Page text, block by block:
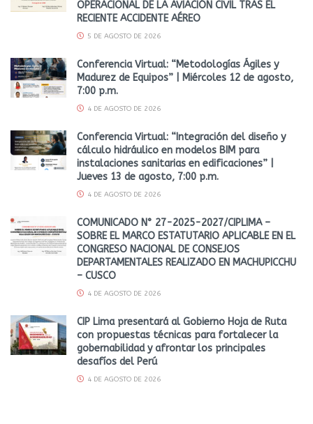
OPERACIONAL DE LA AVIACIÓN CIVIL TRAS EL
RECIENTE ACCIDENTE AÉREO
5 DE AGOSTO DE 2026
Conferencia Virtual: “Metodologías Ágiles y
Madurez de Equipos” | Miércoles 12 de agosto,
7:00 p.m.
4 DE AGOSTO DE 2026
Conferencia Virtual: “Integración del diseño y
cálculo hidráulico en modelos BIM para
instalaciones sanitarias en edificaciones” |
Jueves 13 de agosto, 7:00 p.m.
4 DE AGOSTO DE 2026
COMUNICADO N° 27-2025-2027/CIPLIMA –
SOBRE EL MARCO ESTATUTARIO APLICABLE EN EL
CONGRESO NACIONAL DE CONSEJOS
DEPARTAMENTALES REALIZADO EN MACHUPICCHU
– CUSCO
4 DE AGOSTO DE 2026
CIP Lima presentará al Gobierno Hoja de Ruta
con propuestas técnicas para fortalecer la
gobernabilidad y afrontar los principales
desafíos del Perú
4 DE AGOSTO DE 2026